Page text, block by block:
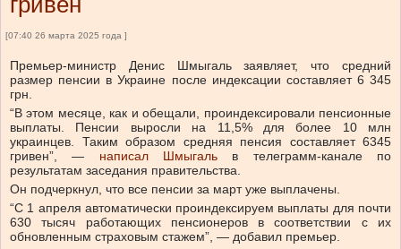
[07:40 26 марта 2025 года ]
Премьер-министр Денис Шмыгаль заявляет, что средний
размер пенсии в Украине после индексации составляет 6 345
грн.
“В этом месяце, как и обещали, проиндексировали пенсионные
выплаты. Пенсии выросли на 11,5% для более 10 млн
украинцев. Таким образом средняя пенсия составляет 6345
гривен”, — написал Шмыгаль в телеграмм-канале по
результатам заседания правительства.
Он подчеркнул, что все пенсии за март уже выплачены.
“С 1 апреля автоматически проиндексируем выплаты для почти
630 тысяч работающих пенсионеров в соответствии с их
обновленным страховым стажем”, — добавил премьер.